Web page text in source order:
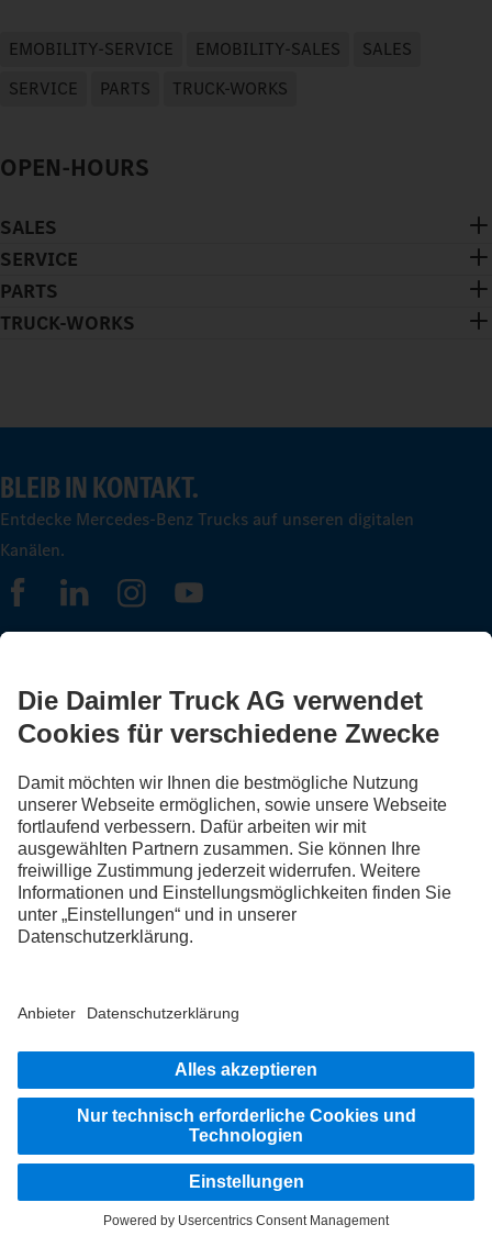
EMOBILITY-SERVICE EMOBILITY-SALES
SALES
SERVICE
PARTS TRUCK-WORKS
OPEN-HOURS
SALES
SERVICE
PARTS
TRUCK-WORKS
BLEIB IN KONTAKT.
Entdecke Mercedes-Benz Trucks auf unseren digitalen
Kanälen.
FOLLOW THE ROADSTARS.
Tausche jetzt Erfahrungen mit anderen Truckerinnen und
Truckern aus.
Hinweisgebersystem